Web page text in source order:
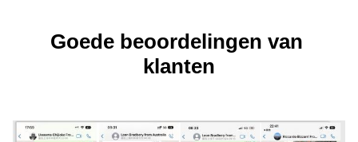
Goede beoordelingen van
klanten